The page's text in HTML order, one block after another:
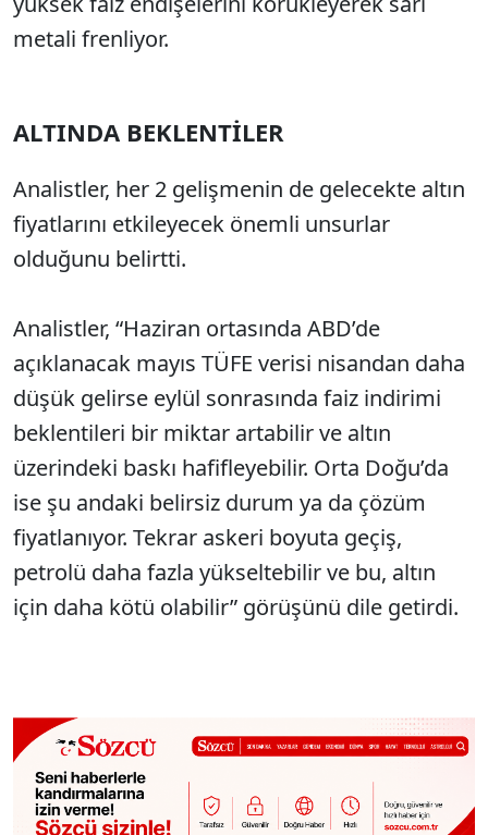
metali frenliyor.
ALTINDA BEKLENTİLER
Analistler, her 2 gelişmenin de gelecekte altın
fiyatlarını etkileyecek önemli unsurlar
olduğunu belirtti.
Analistler, “Haziran ortasında ABD’de
açıklanacak mayıs TÜFE verisi nisandan daha
düşük gelirse eylül sonrasında faiz indirimi
beklentileri bir miktar artabilir ve altın
üzerindeki baskı hafifleyebilir. Orta Doğu’da
ise şu andaki belirsiz durum ya da çözüm
fiyatlanıyor. Tekrar askeri boyuta geçiş,
petrolü daha fazla yükseltebilir ve bu, altın
için daha kötü olabilir” görüşünü dile getirdi.